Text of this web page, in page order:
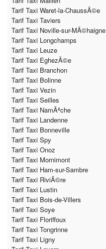
Tarif Taxi Waret-la-ChaussÃ©e
Tarif Taxi Taviers
Tarif Taxi Noville-sur-MÃ©haigne
Tarif Taxi Longchamps
Tarif Taxi Leuze
Tarif Taxi EghezÃ©e
Tarif Taxi Branchon
Tarif Taxi Bolinne
Tarif Taxi Vezin
Tarif Taxi Seilles
Tarif Taxi NamÃªche
Tarif Taxi Landenne
Tarif Taxi Bonneville
Tarif Taxi Spy
Tarif Taxi Onoz
Tarif Taxi Mornimont
Tarif Taxi Ham-sur-Sambre
Tarif Taxi RiviÃ©re
Tarif Taxi Lustin
Tarif Taxi Bois-de-Villers
Tarif Taxi Soye
Tarif Taxi Floriffoux
Tarif Taxi Tongrinne
Tarif Taxi Ligny